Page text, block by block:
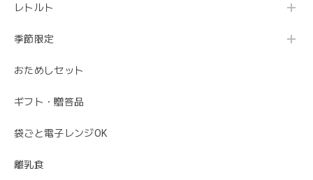
レトルト
季節限定
おためしセット
ギフト・贈答品
袋ごと電子レンジOK
離乳食